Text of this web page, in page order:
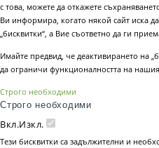
с това, можете да откажете
Ви информира, когато някой сайт иска
„бисквитки“, а Вие съответно да ги
Имайте предвид, че деактивирането на
да ограничи функционалността на нашия
Строго необходими
Строго необходими
Вкл.Изкл.
Тези бисквитки са задължителни и